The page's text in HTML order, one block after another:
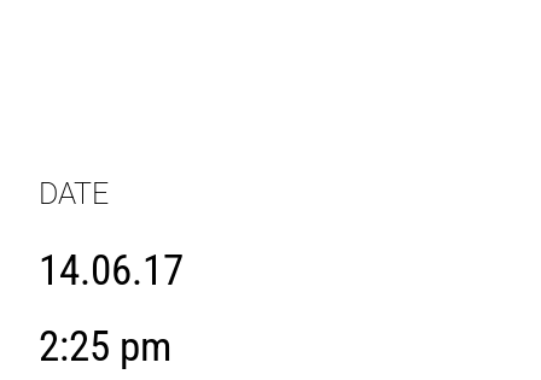
DATE
14.06.17
2:25 pm